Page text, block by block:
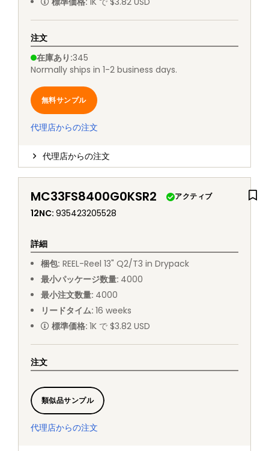
注文
在庫あり :345
Normally ships in 1-2 business days.
無料サンプル
代理店からの注文
代理店からの注文
MC33FS8400G0KSR2 アクティブ
12NC: 935423205528
詳細
梱包: REEL-Reel 13" Q2/T3 in Drypack
最小パッケージ数量: 4000
最小注文数量: 4000
リードタイム: 16 weeks
標準価格: 1K で $3.82 USD
注文
類似品サンプル
代理店からの注文